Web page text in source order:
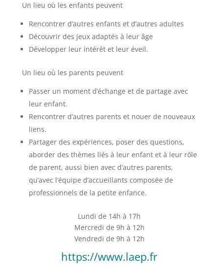
Un lieu où les enfants peuvent
Rencontrer d’autres enfants et d’autres adultes
Découvrir des jeux adaptés à leur âge
Développer leur intérêt et leur éveil.
Un lieu où les parents peuvent
Passer un moment d’échange et de partage avec
leur enfant.
Rencontrer d’autres parents et nouer de nouveaux
liens.
Partager des expériences, poser des questions,
aborder des thèmes liés à leur enfant et à leur rôle
de parent, aussi bien avec d’autres parents,
qu’avec l’équipe d’accueillants composée de
professionnels de la petite enfance.
Lundi de 14h à 17h
Mercredi de 9h à 12h
Vendredi de 9h à 12h
https://www.laep.fr